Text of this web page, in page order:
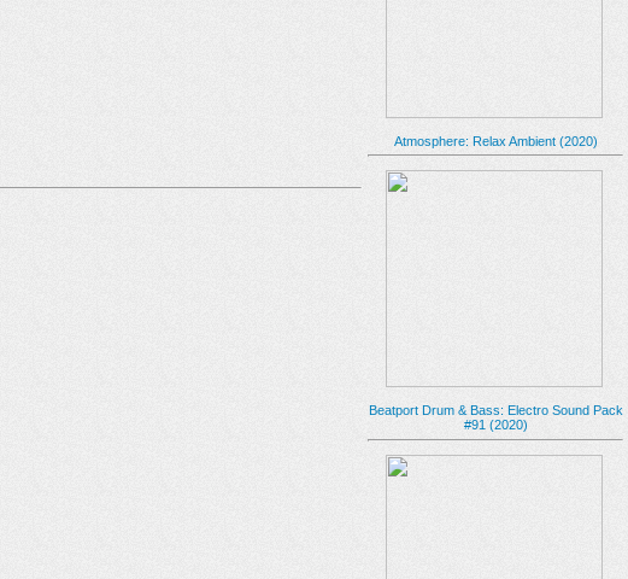
Atmosphere: Relax Ambient (2020)
Beatport Drum & Bass: Electro Sound Pack
#91 (2020)